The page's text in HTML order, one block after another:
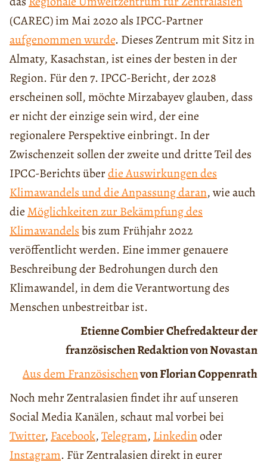
(CAREC) im Mai 2020 als IPCC-Partner
aufgenommen wurde. Dieses Zentrum mit Sitz in
Almaty, Kasachstan, ist eines der besten in der
Region. Für den 7. IPCC-Bericht, der 2028
erscheinen soll, möchte Mirzabayev glauben, dass
er nicht der einzige sein wird, der eine
regionalere Perspektive einbringt. In der
Zwischenzeit sollen der zweite und dritte Teil des
IPCC-Berichts überdie Auswirkungen des
Klimawandels und die Anpassung daran, wie auch
die Möglichkeiten zur Bekämpfung des
Klimawandelsbis zum Frühjahr 2022
veröffentlicht werden. Eine immer genauere
Beschreibung der Bedrohungen durch den
Klimawandel, in dem die Verantwortung des
Menschen unbestreitbar ist.
Etienne CombierChefredakteur der
französischen Redaktion von Novastan
Aus dem Französischenvon Florian Coppenrath
Noch mehr Zentralasien findet ihr auf unseren
Social Media Kanälen, schaut mal vorbei bei
Twitter, Facebook,Telegram, Linkedinoder
Instagram. Für Zentralasien direkt in eurer